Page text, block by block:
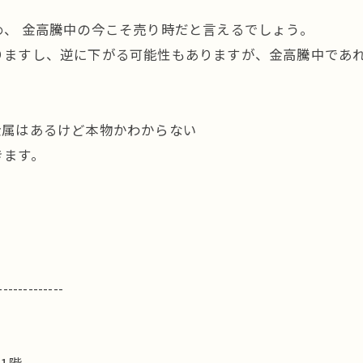
金高騰中の今こそ売り時だと言えるでしょう。
すし、逆に下がる可能性もありますが、金高騰中であ
はあるけど本物かわからない
す。